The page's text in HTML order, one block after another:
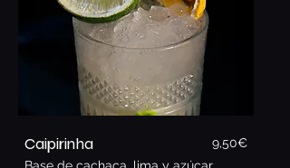
Caipirinha 9,50€